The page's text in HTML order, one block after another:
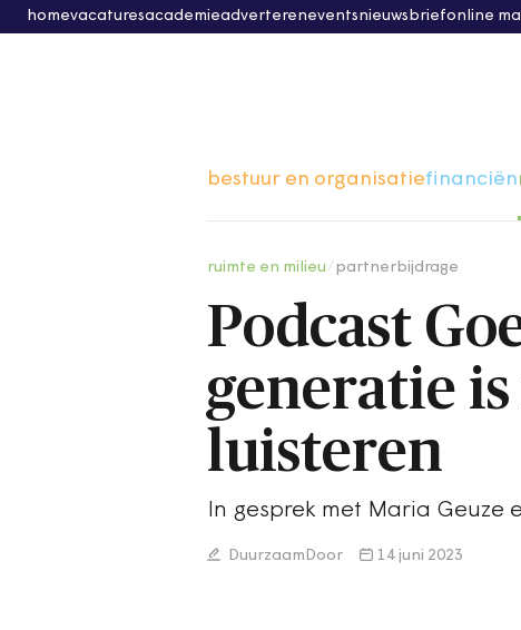
homevacaturesacademieadvertereneventsnieuwsbriefonline
bestuur en organisatiefinanciën
ruimte en milieu partnerbijdrage
Podcast
generatie
luisteren
In gesprek met Maria Geuze
DuurzaamDoor 14 juni 2023